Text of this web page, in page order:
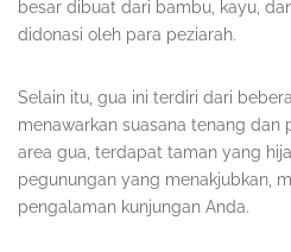
besar dibuat dari bambu, kayu,
didonasi oleh para peziarah.
Selain itu, gua ini terdiri dari
menawarkan suasana tenang dan
area gua, terdapat taman yang
pegunungan yang menakjubkan,
pengalaman kunjungan Anda.